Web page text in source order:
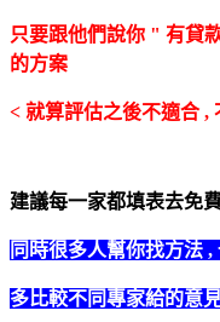
只要跟他們說你 " 有貸
的方案
< 就算評估之後不適合 ,
建議每一家都填表去免
同時很多人幫你找方法
多比較不同專家給的意